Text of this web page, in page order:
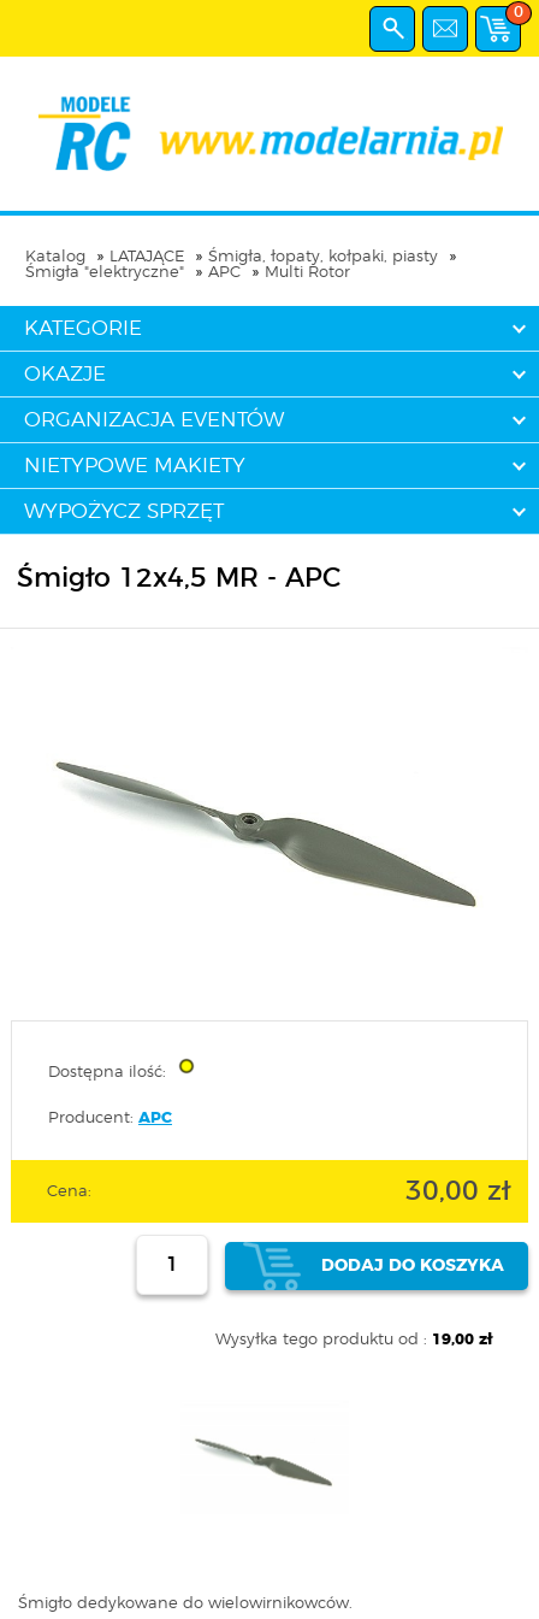
0
Katalog LATAJĄCE
Śmigła, łopaty, kołpaki, piasty
Śmigła "elektryczne"
APC Multi Rotor
KATEGORIE
OKAZJE
ORGANIZACJA EVENTÓW
NIETYPOWE MAKIETY
WYPOŻYCZ SPRZĘT
Śmigło 12x4,5 MR - APC
Dostępna ilość:
Producent: APC
Cena: 30,00 zł
DODAJ DO KOSZYKA
Wysyłka tego produktu od : 19,00 zł
Śmigło dedykowane do wielowirnikowców.